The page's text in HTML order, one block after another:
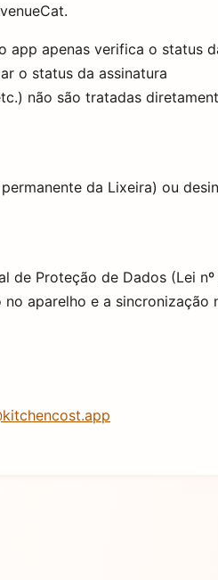
app apenas verifica o status
o status da assinatura
não são tratadas
da Lixeira) ou
de Proteção de Dados (Lei
aparelho e a sincronização